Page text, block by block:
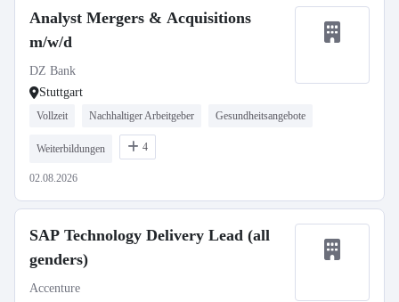
Analyst Mergers & Acquisitions
m/w/d
DZ Bank
Stuttgart
Vollzeit Nachhaltiger Arbeitgeber Gesundheitsangebote
Weiterbildungen 4
02.08.2026
SAP Technology Delivery Lead (all
genders)
Accenture